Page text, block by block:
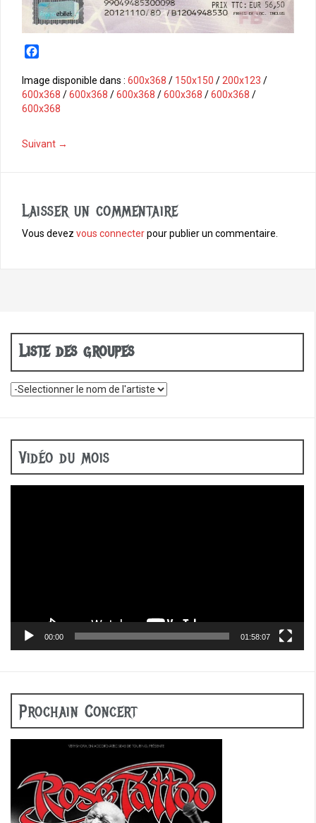
c
e
b
k
Image disponible dans : 600x368 / 150x150 / 200x123 /
600x368 /600x368 /600x368 /600x368 /600x368 /
600x368
Suivant →
Laisser un commentaire
Vous devez vous connecterpour publier un commentaire.
Liste des groupes
Vidéo du mois
00:00 01:58:07
Prochain Concert